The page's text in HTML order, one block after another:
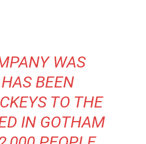
WAS
BEEN
TO THE
IN GOTHAM